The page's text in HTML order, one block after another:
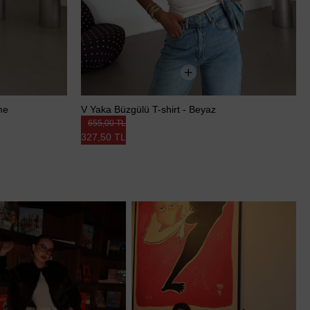
V Yaka Büzgülü T-shirt - Beyaz
327,50 TL
655,00 TL